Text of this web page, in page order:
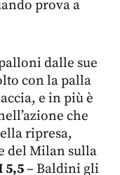
prova a
dalle sue
con la palla
e in più è
che
ripresa,
del Milan sulla
5,5– Baldini gli